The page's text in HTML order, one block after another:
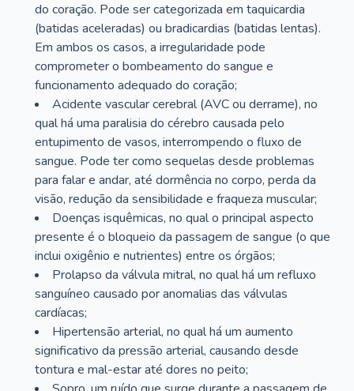
do coração. Pode ser categorizada em taquicardia
(batidas aceleradas) ou bradicardias (batidas lentas).
Em ambos os casos, a irregularidade pode
comprometer o bombeamento do sangue e
funcionamento adequado do coração;
Acidente vascular cerebral (AVC ou derrame), no
qual há uma paralisia do cérebro causada pelo
entupimento de vasos, interrompendo o fluxo de
sangue. Pode ter como sequelas desde problemas
para falar e andar, até dormência no corpo, perda da
visão, redução da sensibilidade e fraqueza muscular;
Doenças isquêmicas, no qual o principal aspecto
presente é o bloqueio da passagem de sangue (o que
inclui oxigênio e nutrientes) entre os órgãos;
Prolapso da válvula mitral, no qual há um refluxo
sanguíneo causado por anomalias das válvulas
cardíacas;
Hipertensão arterial, no qual há um aumento
significativo da pressão arterial, causando desde
tontura e mal-estar até dores no peito;